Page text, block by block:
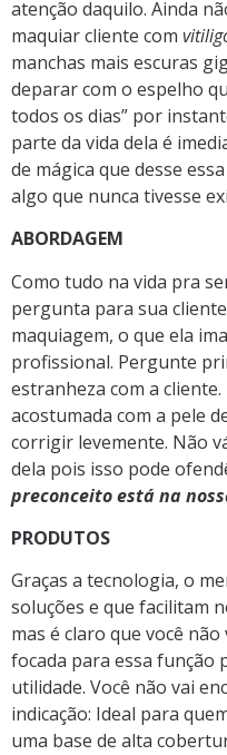
atenção daquilo. Ainda
maquiar cliente com
manchas mais escuras
deparar com o espelho
todos os dias” por
parte da vida dela é
de mágica que desse
algo que nunca tivesse
ABORDAGEM
Como tudo na vida pra
pergunta para sua
maquiagem, o que ela
profissional. Pergunte
estranheza com a
acostumada com a pele
corrigir levemente. Não
dela pois isso pode
preconceito está na
PRODUTOS
Graças a tecnologia, o
soluções e que facilitam
mas é claro que você
focada para essa função
utilidade. Você não vai
indicação: Ideal para
uma base de alta